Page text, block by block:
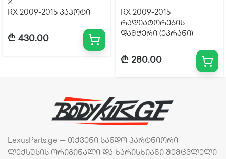
RX 2009-2015 კაპოტი
₾ 430.00
RX 2009-2015
რადიატორების
დამჭერი (ეკრანი)
₾ 280.00
LexusParts.ge — თქვენი სანდო პარტნიორი
ლექსუსის ორიგინალი და ხარისხიანი შემცვლელი